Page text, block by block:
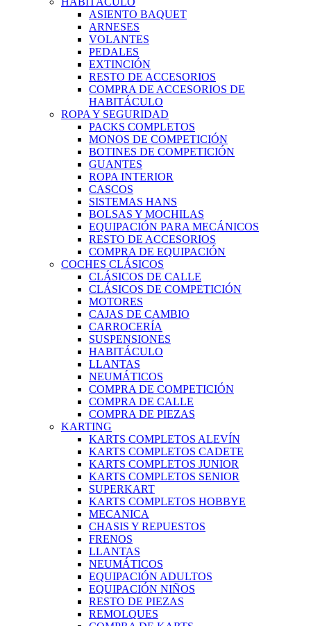
ASIENTO BAQUET
ARNESES
VOLANTES
PEDALES
EXTINCIÓN
RESTO DE ACCESORIOS
COMPRA DE ACCESORIOS DE
HABITÁCULO
ROPA Y SEGURIDAD
PACKS COMPLETOS
MONOS DE COMPETICIÓN
BOTINES DE COMPETICIÓN
GUANTES
ROPA INTERIOR
CASCOS
SISTEMAS HANS
BOLSAS Y MOCHILAS
EQUIPACIÓN PARA MECÁNICOS
RESTO DE ACCESORIOS
COMPRA DE EQUIPACIÓN
COCHES CLÁSICOS
CLÁSICOS DE CALLE
CLÁSICOS DE COMPETICIÓN
MOTORES
CAJAS DE CAMBIO
CARROCERÍA
SUSPENSIONES
HABITÁCULO
LLANTAS
NEUMÁTICOS
COMPRA DE COMPETICIÓN
COMPRA DE CALLE
COMPRA DE PIEZAS
KARTING
KARTS COMPLETOS ALEVÍN
KARTS COMPLETOS CADETE
KARTS COMPLETOS JUNIOR
KARTS COMPLETOS SENIOR
SUPERKART
KARTS COMPLETOS HOBBYE
MECANICA
CHASIS Y REPUESTOS
FRENOS
LLANTAS
NEUMÁTICOS
EQUIPACIÓN ADULTOS
EQUIPACIÓN NIÑOS
RESTO DE PIEZAS
REMOLQUES